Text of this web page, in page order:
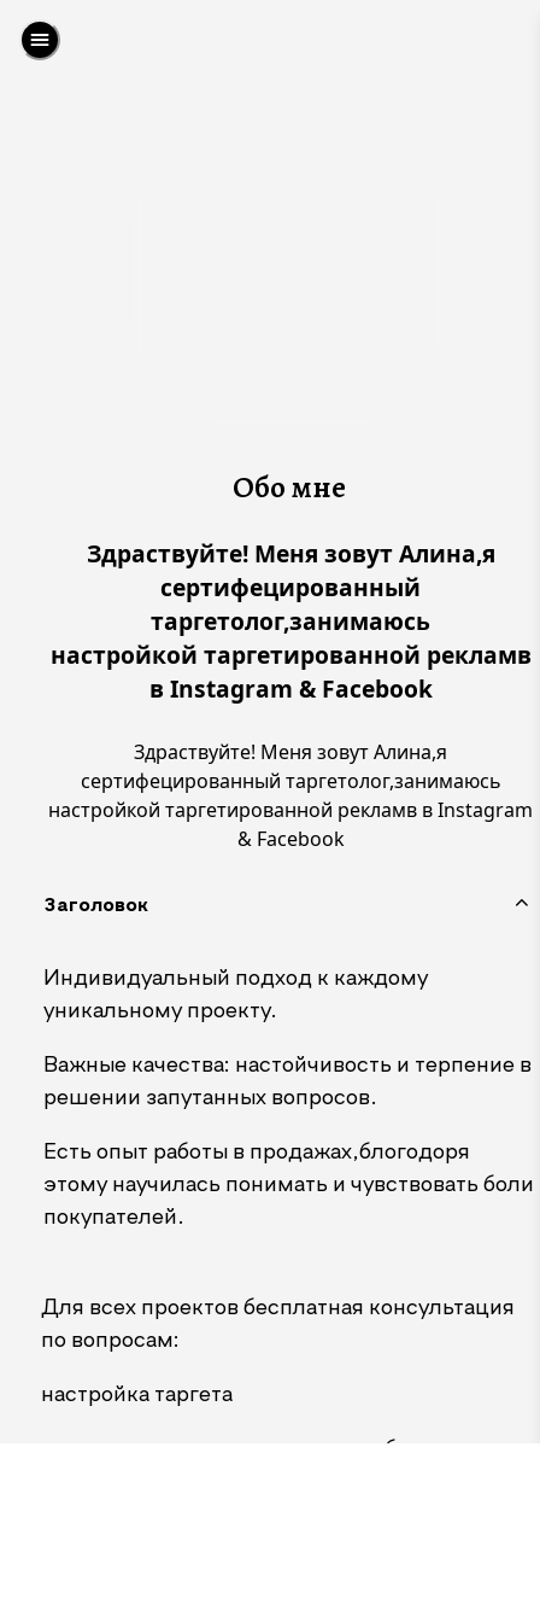
Обо мне
Здраствуйте! Меня зовут Алина,я
сертифецированный
таргетолог,занимаюсь
настройкой таргетированной рекламв
в Instagram & Facebook
Здраствуйте! Меня зовут Алина,я
сертифецированный таргетолог,занимаюсь
настройкой таргетированной рекламв в Instagram
& Facebook
Заголовок
Индивидуальный подход к каждому
уникальному проекту.
Важные качества: настойчивость и терпение в
решении запутанных вопросов.
Есть опыт работы в продажах,блогодоря
этому научилась понимать и чувствовать боли
покупателей.
Для всех проектов бесплатная консультация
по вопросам:
настройка таргета
стратегии продвижения вашего бизнеса